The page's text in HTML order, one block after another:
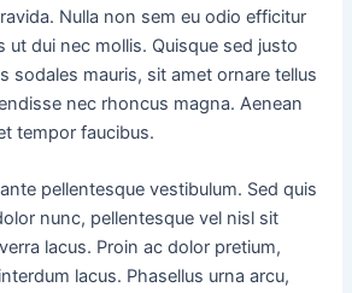
Nulla non sem eu odio efficitur
ut dui nec mollis. Quisque sed justo
sodales mauris, sit amet ornare tellus
nec rhoncus magna. Aenean
tempor faucibus.
pellentesque vestibulum. Sed quis
nunc, pellentesque vel nisl sit
lacus. Proin ac dolor pretium,
lacus. Phasellus urna arcu,